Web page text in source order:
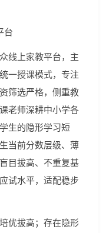
台
线上家教平台，主
一授课模式，专注
筛选严格，侧重教
老师深耕中小学各
生的隐形学习短
当前分数层级、薄
目拔高、不重复基
试水平，适配稳步
优拔高；存在隐形